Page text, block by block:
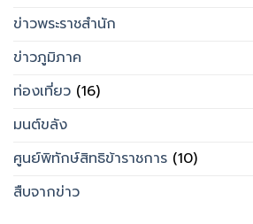
ข่าวพระราชสำนัก
ข่าวภูมิภาค
ท่องเที่ยว (16)
มนต์ขลัง
ศูนย์พิทักษ์สิทธิข้าราชการ (10)
สืบจากข่าว